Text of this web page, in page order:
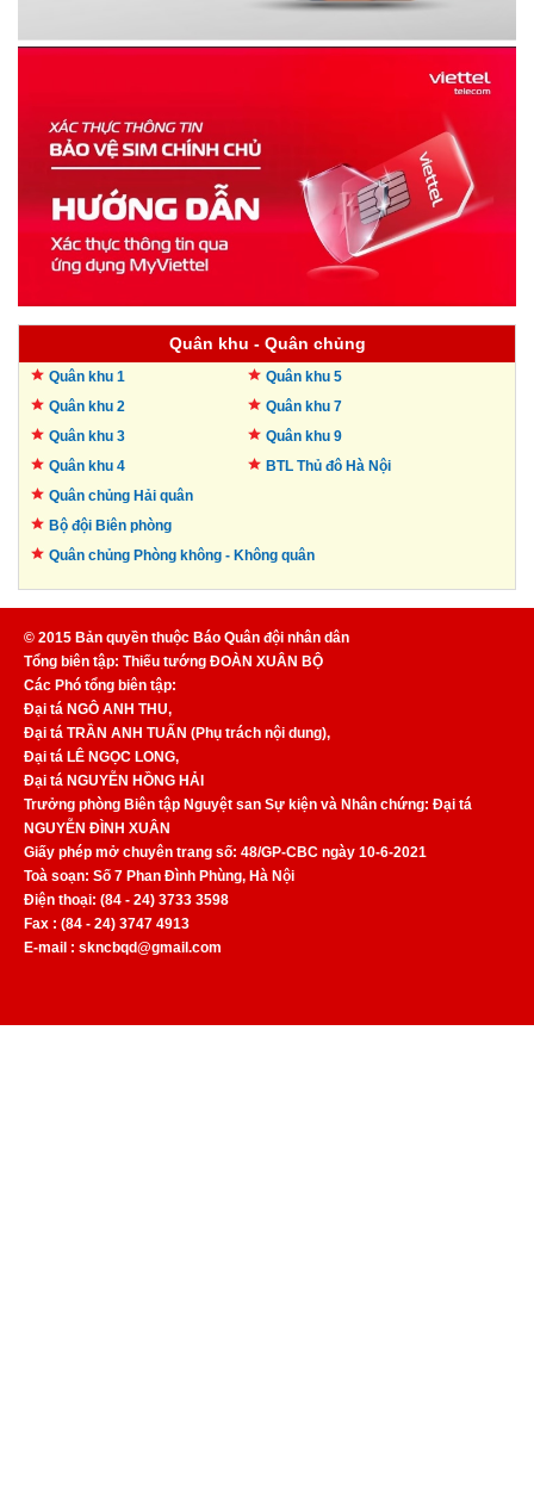
Quân khu - Quân chủng
Quân khu 1
Quân khu 2
Quân khu 3
Quân khu 4
Quân khu 5
Quân khu 7
Quân khu 9
BTL Thủ đô Hà Nội
Quân chủng Hải quân
Bộ đội Biên phòng
Quân chủng Phòng không - Không quân
© 2015 Bản quyền thuộc Báo Quân đội nhân dân
Tổng biên tập: Thiếu tướng ĐOÀN XUÂN BỘ
Các Phó tổng biên tập:
Đại tá NGÔ ANH THU,
Đại tá TRẦN ANH TUẤN (Phụ trách nội dung),
Đại tá LÊ NGỌC LONG,
Đại tá NGUYỄN HỒNG HẢI
Trưởng phòng Biên tập Nguyệt san Sự kiện và Nhân chứng: Đại tá
NGUYỄN ĐÌNH XUÂN
Giấy phép mở chuyên trang số: 48/GP-CBC ngày 10-6-2021
Toà soạn: Số 7 Phan Đình Phùng, Hà Nội
Điện thoại: (84 - 24) 3733 3598
Fax : (84 - 24) 3747 4913
E-mail : skncbqd@gmail.com